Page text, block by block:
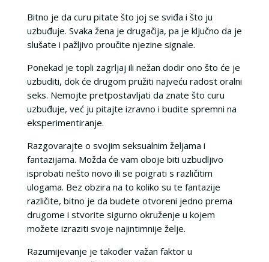
Bitno je da curu pitate što joj se sviđa i što ju
uzbuđuje. Svaka žena je drugačija, pa je ključno da je
slušate i pažljivo proučite njezine signale.
Ponekad je topli zagrljaj ili nežan dodir ono što će je
uzbuditi, dok će drugom pružiti najveću radost oralni
seks. Nemojte pretpostavljati da znate što curu
uzbuđuje, već ju pitajte izravno i budite spremni na
eksperimentiranje.
Razgovarajte o svojim seksualnim željama i
fantazijama. Možda će vam oboje biti uzbudljivo
isprobati nešto novo ili se poigrati s različitim
ulogama. Bez obzira na to koliko su te fantazije
različite, bitno je da budete otvoreni jedno prema
drugome i stvorite sigurno okruženje u kojem
možete izraziti svoje najintimnije želje.
Razumijevanje je također važan faktor u